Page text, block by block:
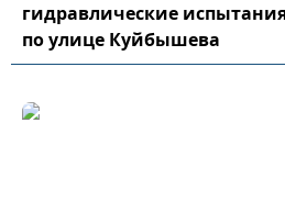
гидравлические
по улице Куйбышева